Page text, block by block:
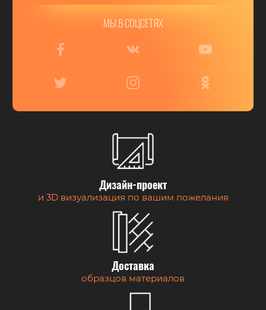
МЫ В СОЦСЕТЯХ
Дизайн-проект
и 3D визуализация по вашим пожелания
Доставка
образцов материалов